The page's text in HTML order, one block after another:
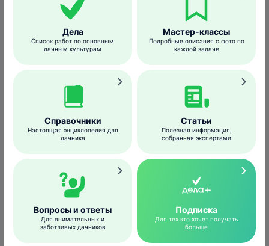
euroricette.it
Первоначально повреждения
сосредотачиваются в верхней части
корнеплода.
Дела
Список работ по основным
дачным культурам
Мастер-классы
Подробные описания с фото по
каждой задаче
Справочники
Настоящая энциклопедия для
дачника
Статьи
Полезная информация,
собранная экспертами
Вопросы и ответы
Для внимательных и
заботливых дачников
Подписка
Для тех кто хочет получать
больше